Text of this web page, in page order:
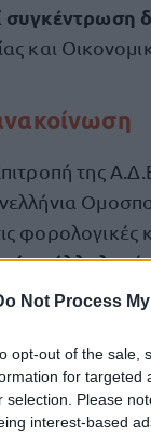
Not Process
opt-out of the sale,
for targeted
selection. Please
interest-based
συγκέντρωση
και
της
φορολογικές
υπάλληλοι
δραματική
ιδιαίτερα